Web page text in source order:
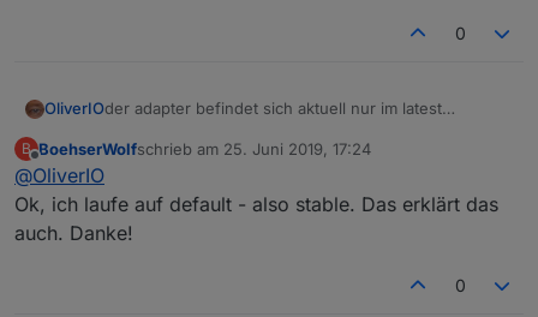
0
OliverIOder adapter befindet sich aktuell nur im latest
Ich habe gerade bei mir mal geschaut, da ich aktuell
arbeite, wird mir das Update auf 0.8.16 angeboten.
Aber nur wenn ich in den Einstellungen bei "Aktuellem
Verwahrungsort" auch "latest" einstelle.
B
Offline
BoehserWolfschrieb am 25. Juni 2019, 17:24
zuletzt editiert von
@OliverIO
Ok, ich laufe auf default - also stable. Das erklärt das
auch. Danke!
0